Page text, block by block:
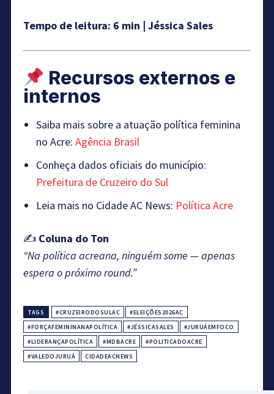
Tempo de leitura: 6 min | Jéssica Sales
Recursos externos e
internos
Saiba mais sobre a atuação política feminina
no Acre: Agência Brasil
Conheça dados oficiais do município:
Prefeitura de Cruzeiro do Sul
Leia mais no Cidade AC News: Política Acre
✍️ Coluna do Ton
“Na política acreana, ninguém some — apenas
espera o próximo round.”
TAGS #CRUZEIRODOSULAC
#ELEIÇÕES2026AC
#FORÇAFEMININANAPOLÍTICA
#JÉSSICASALES
#JURUÁEMFOCO
#LIDERANÇAPOLÍTICA
#MDBACRE
#POLITICADOACRE
#VALEDOJURUÁ
CIDADEACNEWS